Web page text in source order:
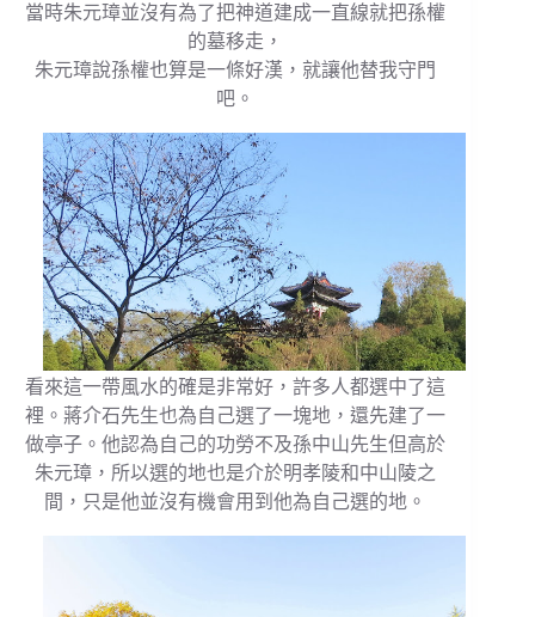
當時朱元璋並沒有為了把神道建成一直線就把孫權
的墓移走，
朱元璋說孫權也算是一條好漢，就讓他替我守門
吧。
看來這一帶風水的確是非常好，許多人都選中了這
裡。蔣介石先生也為自己選了一塊地，還先建了一
做亭子。他認為自己的功勞不及孫中山先生但高於
朱元璋，所以選的地也是介於明孝陵和中山陵之
間，只是他並沒有機會用到他為自己選的地。